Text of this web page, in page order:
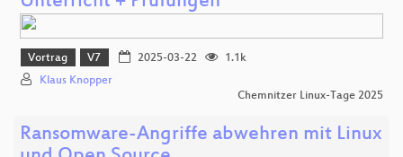
Vortrag V7 2025-03-22
1.1k
Klaus Knopper
Chemnitzer Linux-Tage 2025
Ransomware-Angriffe abwehren mit Linux